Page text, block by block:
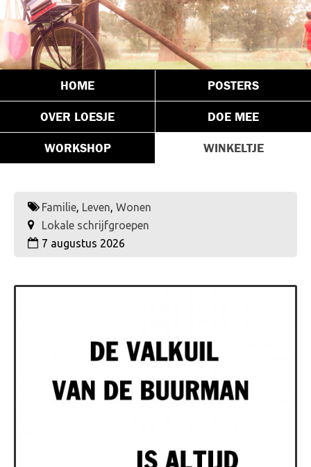
HOME POSTERS
OVER LOESJE DOE MEE
WORKSHOP WINKELTJE
Familie, Leven, Wonen
Lokale schrijfgroepen
7 augustus 2026